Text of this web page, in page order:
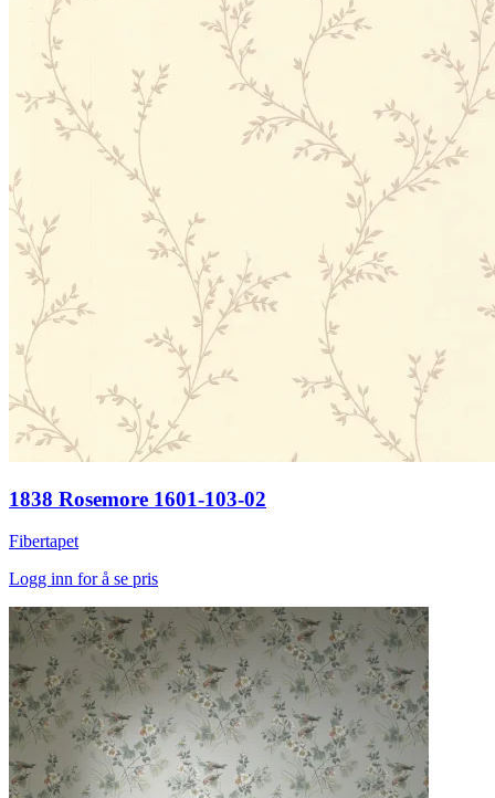
1838 Rosemore 1601-103-02
Fibertapet
Logg inn for å se pris